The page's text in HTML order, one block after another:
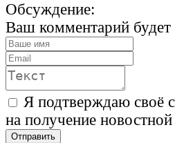
Обсуждение:
Ваш комментарий
Я подтверждаю своё
на получение